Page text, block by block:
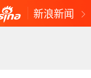
新浪新闻